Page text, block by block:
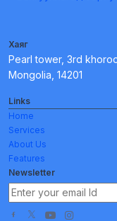
Хаяг
Pearl tower, 3rd
Mongolia, 14201
Links
Home
Services
About Us
Features
Newsletter